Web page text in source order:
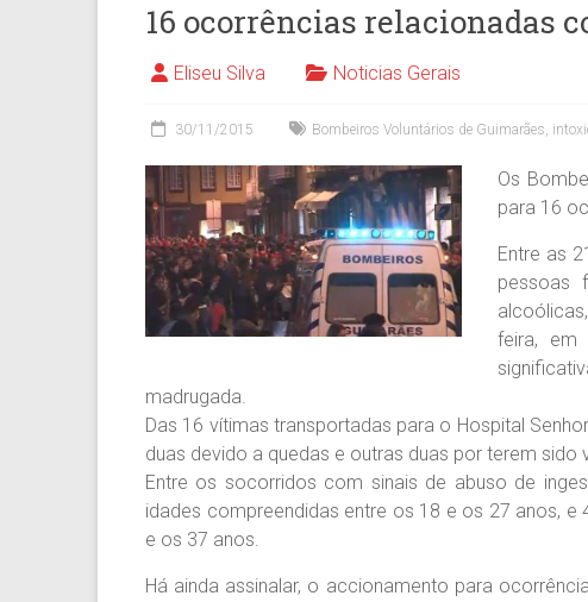
16 ocorrências relacionadas
Eliseu Silva Noticias Gerais
30/11/2015 Bombeiros Voluntários de Guimarães,
Os
para 16
Entre as
pessoas
feira, em
madrugada.
Das 16 vítimas transportadas para o Hospital
duas devido a quedas e outras duas por terem sido
Entre os socorridos com sinais de abuso de
idades compreendidas entre os 18 e os 27 anos,
e os 37 anos.
Há ainda assinalar, o accionamento para